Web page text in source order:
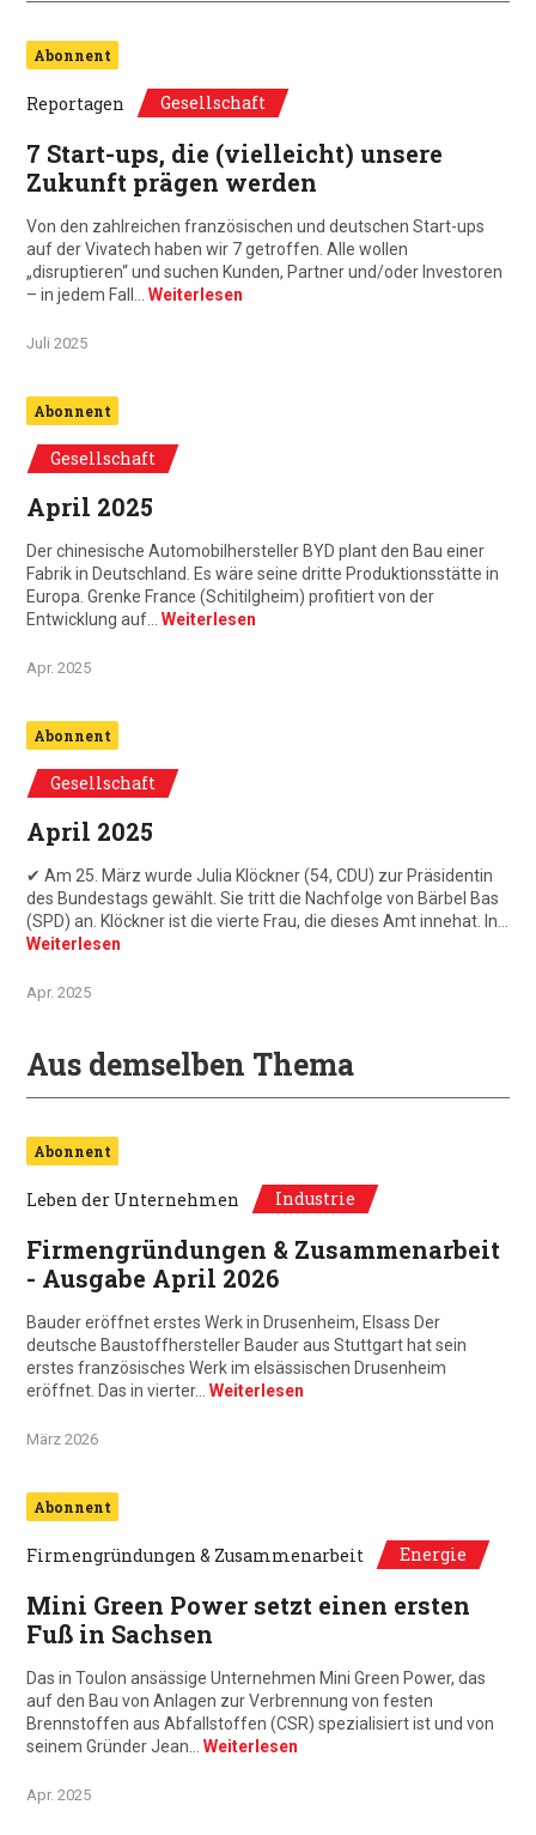
Abonnent
Reportagen Gesellschaft
7 Start-ups, die (vielleicht) unsere
Zukunft prägen werden
Von den zahlreichen französischen und deutschen Start-ups
auf der Vivatech haben wir 7 getroffen. Alle wollen
„disruptieren“ und suchen Kunden, Partner und/oder Investoren
– in jedem Fall… Weiterlesen
Juli 2025
Abonnent
Gesellschaft
April 2025
Der chinesische Automobilhersteller BYD plant den Bau einer
Fabrik in Deutschland. Es wäre seine dritte Produktionsstätte in
Europa. Grenke France (Schitilgheim) profitiert von der
Entwicklung auf… Weiterlesen
Apr. 2025
Abonnent
Gesellschaft
April 2025
✔ Am 25. März wurde Julia Klöckner (54, CDU) zur Präsidentin
des Bundestags gewählt. Sie tritt die Nachfolge von Bärbel Bas
(SPD) an. Klöckner ist die vierte Frau, die dieses Amt innehat. In…
Weiterlesen
Apr. 2025
Aus demselben Thema
Abonnent
Leben der Unternehmen Industrie
Firmengründungen & Zusammenarbeit
- Ausgabe April 2026
Bauder eröffnet erstes Werk in Drusenheim, Elsass Der
deutsche Baustoffhersteller Bauder aus Stuttgart hat sein
erstes französisches Werk im elsässischen Drusenheim
eröffnet. Das in vierter… Weiterlesen
März 2026
Abonnent
Firmengründungen & Zusammenarbeit Energie
Mini Green Power setzt einen ersten
Fuß in Sachsen
Das in Toulon ansässige Unternehmen Mini Green Power, das
auf den Bau von Anlagen zur Verbrennung von festen
Brennstoffen aus Abfallstoffen (CSR) spezialisiert ist und von
seinem Gründer Jean… Weiterlesen
Apr. 2025